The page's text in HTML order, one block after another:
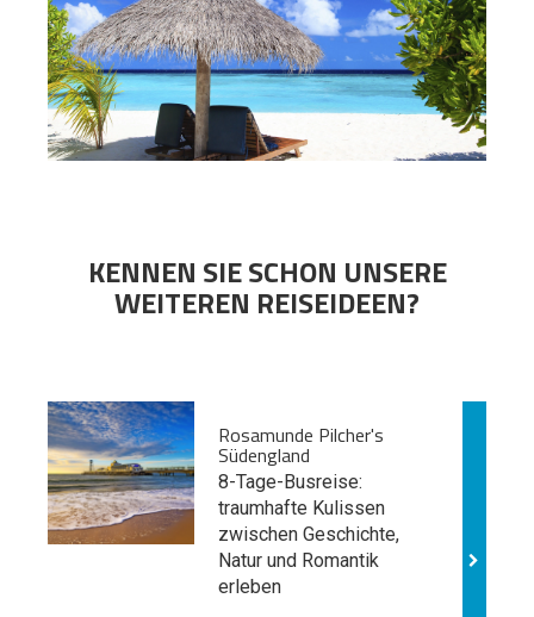
KENNEN SIE SCHON UNSERE
WEITEREN REISEIDEEN?
Rosamunde Pilcher's
Südengland
8-Tage-Busreise:
traumhafte Kulissen
zwischen Geschichte,
Natur und Romantik
erleben